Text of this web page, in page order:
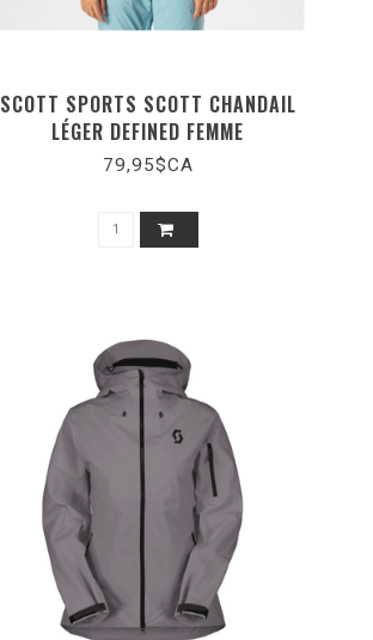
SCOTT SPORTS SCOTT CHANDAIL
LÉGER DEFINED FEMME
79,95$CA